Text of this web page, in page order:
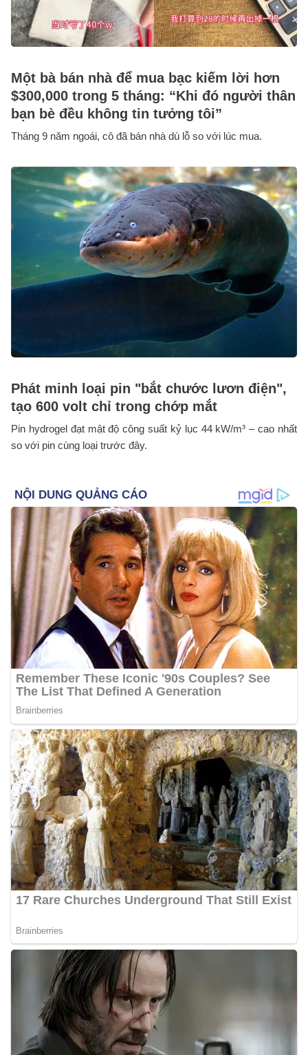
Một bà bán nhà để mua bạc kiếm lời hơn
$300,000 trong 5 tháng: “Khi đó người thân
bạn bè đều không tin tưởng tôi”
Tháng 9 năm ngoái, cô đã bán nhà dù lỗ so với lúc mua.
Phát minh loại pin "bắt chước lươn điện",
tạo 600 volt chỉ trong chớp mắt
Pin hydrogel đạt mật độ công suất kỷ lục 44 kW/m³ – cao nhất
so với pin cùng loại trước đây.